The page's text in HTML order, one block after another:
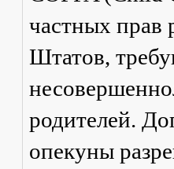
частных прав
Штатов,
родителей.
опекуны